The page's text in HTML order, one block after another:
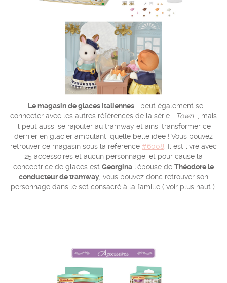
" Le magasin de glaces Italiennes " peut également se
connecter avec les autres références de la série " Town", mais
il peut aussi se rajouter au tramway et ainsi transformer ce
dernier en glacier ambulant, quelle belle idée ! Vous pouvez
retrouver ce magasin sous la référence #6008. Il est livré avec
25 accessoires et aucun personnage, et pour cause la
conceptrice de glaces est Georgina l'épouse de Théodore le
conducteur de tramway, vous pouvez donc retrouver son
personnage dans le set consacré à la famille ( voir plus haut ).